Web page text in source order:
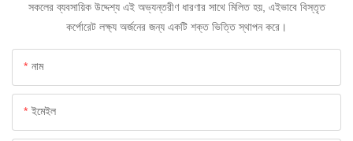
সকলের ব্যবসায়িক উদ্দেশ্য এই অভ্যন্তরীণ ধারণার সাথে মিলিত হয়, এইভাবে বিস্তৃত
কর্পোরেট লক্ষ্য অর্জনের জন্য একটি শক্ত ভিত্তি স্থাপন করে।
নাম
ইমেইল